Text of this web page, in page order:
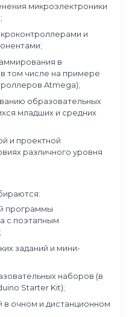
диалог с
для школьников;
сложные
темы под уровень
детям современные
понятия на примере
и проектов.
участники формируют
деятельности и
и проведения
профориентационных
индустриальных
и родителей.
г.